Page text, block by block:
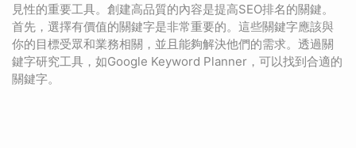
見性的重要工具。創建高品質的內容是提高SEO排名的關鍵。
首先，選擇有價值的關鍵字是非常重要的。這些關鍵字應該與
你的目標受眾和業務相關，並且能夠解決他們的需求。透過關
鍵字研究工具，如Google Keyword Planner，可以找到合適的
關鍵字。